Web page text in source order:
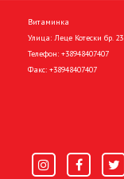
Витаминка
Улица: Леце Котески бр. 23
Телефон: +38948407407
Факс: +38948407407